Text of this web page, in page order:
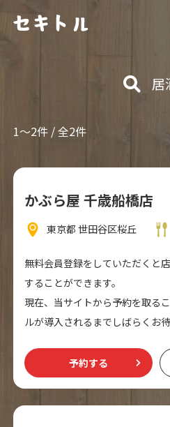
居
1～2件 / 全2件
かぶら屋 千歳船橋店
東京都 世田谷区桜丘
無料会員登録をしていただくと
することができます。
現在、当サイトから予約を取る
ルが導入されるまでしばらくお待
予約する